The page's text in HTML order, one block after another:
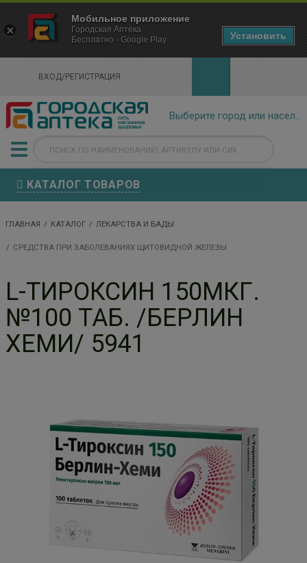
ВХОД/РЕГИСТРАЦИЯ
КАТАЛОГ ТОВАРОВ
ГЛАВНАЯ КАТАЛОГ ЛЕКАРСТВА И БАДЫ
СРЕДСТВА ПРИ ЗАБОЛЕВАНИЯХ ЩИТОВИДНОЙ ЖЕЛЕЗЫ
L-ТИРОКСИН 150МКГ.
№100 ТАБ. /БЕРЛИН
ХЕМИ/ 5941
×
Городская Аптека Маркетплейс
- In Google Play
Мобильное приложение
Городская Аптека
Бесплатно - Google Play
Установить